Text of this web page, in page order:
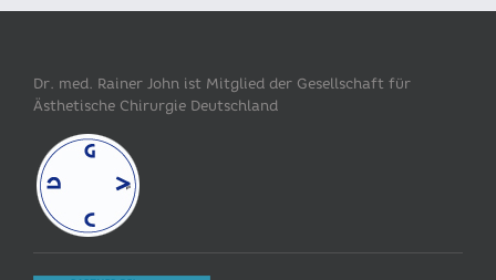
Dr. med. Rainer John ist Mitglied der Gesellschaft für
Ästhetische Chirurgie Deutschland